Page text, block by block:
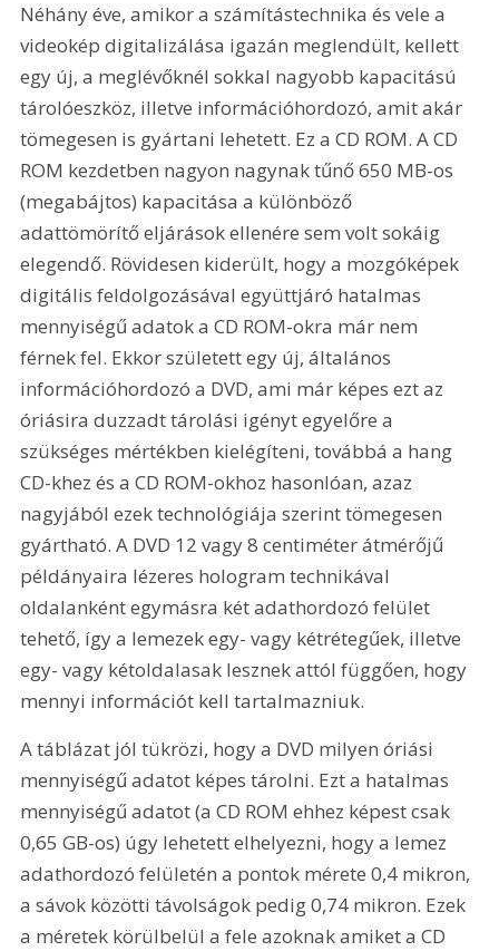
Néhány éve, amikor a számítástechnika és vele a
videokép digitalizálása igazán meglendült, kellett
egy új, a meglévőknél sokkal nagyobb kapacitású
tárolóeszköz, illetve információhordozó, amit akár
tömegesen is gyártani lehetett. Ez a CD ROM. A CD
ROM kezdetben nagyon nagynak tűnő 650 MB-os
(megabájtos) kapacitása a különböző
adattömörítő eljárások ellenére sem volt sokáig
elegendő. Rövidesen kiderült, hogy a mozgóképek
digitális feldolgozásával együttjáró hatalmas
mennyiségű adatok a CD ROM-okra már nem
férnek fel. Ekkor született egy új, általános
információhordozó a DVD, ami már képes ezt az
óriásira duzzadt tárolási igényt egyelőre a
szükséges mértékben kielégíteni, továbbá a hang
CD-khez és a CD ROM-okhoz hasonlóan, azaz
nagyjából ezek technológiája szerint tömegesen
gyártható. A DVD 12 vagy 8 centiméter átmérőjű
példányaira lézeres hologram technikával
oldalanként egymásra két adathordozó felület
tehető, így a lemezek egy- vagy kétrétegűek, illetve
egy- vagy kétoldalasak lesznek attól függően, hogy
mennyi információt kell tartalmazniuk.
A táblázat jól tükrözi, hogy a DVD milyen óriási
mennyiségű adatot képes tárolni. Ezt a hatalmas
mennyiségű adatot (a CD ROM ehhez képest csak
0,65 GB-os) úgy lehetett elhelyezni, hogy a lemez
adathordozó felületén a pontok mérete 0,4 mikron,
a sávok közötti távolságok pedig 0,74 mikron. Ezek
a méretek körülbelül a fele azoknak amiket a CD